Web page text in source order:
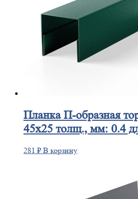
ПланкаП-образная
45х25 толщ., мм: 0.4
281 ₽ В корзину